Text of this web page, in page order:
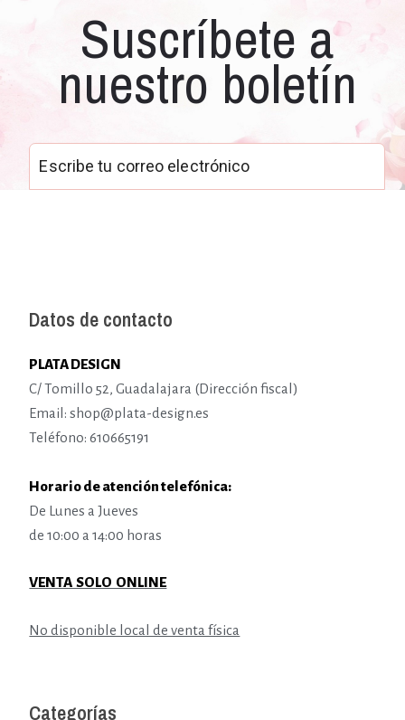
Suscríbete a
nuestro boletín
Datos de contacto
PLATA DESIGN
C/ Tomillo 52, Guadalajara (Dirección fiscal)
Email: shop@plata-design.es
Teléfono: 610665191
Horario de atención telefónica:
De Lunes a Jueves
de 10:00 a 14:00 horas
VENTA SOLO ONLINE
No disponible local de venta física
Categorías